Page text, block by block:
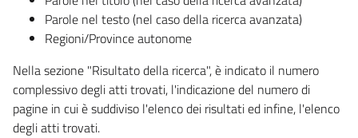
Parole nel testo (nel caso della ricerca avanzata)
Regioni/Province autonome
Nella sezione "Risultato della ricerca", è indicato il numero
complessivo degli atti trovati, l'indicazione del numero di
pagine in cui è suddiviso l'elenco dei risultati ed infine, l'elenco
degli atti trovati.